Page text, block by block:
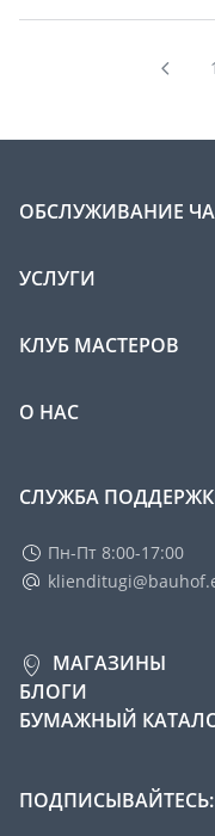
1
ОБСЛУЖИВАНИЕ
УСЛУГИ
КЛУБ МАСТЕРОВ
О НАС
СЛУЖБА
Пн-Пт 8:00-17:00
МАГАЗИНЫ
БЛОГИ
БУМАЖНЫЙ
ПОДПИСЫВАЙТЕСЬ: